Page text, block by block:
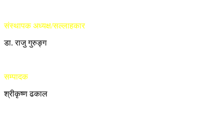
संस्थापक अध्यक्ष/सल्लाहकार
डा. राजु गुरुङ्ग
सम्पादक
श्रीकृष्ण ढकाल